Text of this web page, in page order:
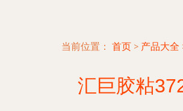
当前位置： 首页 > 产品大全
汇巨胶粘